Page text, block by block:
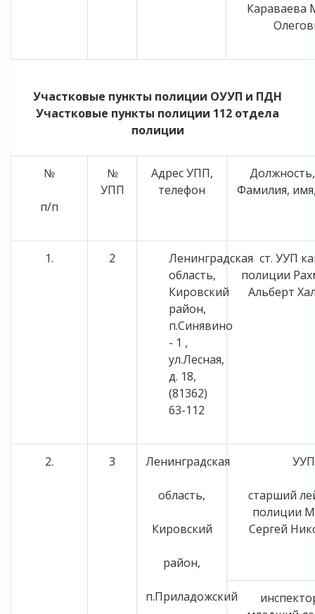
Караваева
Участковые пункты полиции ОУУП и ПДН
Участковые пункты полиции 112 отдела
полиции
№
п/п
№
УПП
Адрес УПП,
телефон
Фамилия,
1. 2
Ленинградская
область,
Кировский
район,
п.Синявино
- 1 ,
ул.Лесная,
д. 18,
(81362)
63-112
ст. УУП
полиции
Альберт
2. 3 Ленинградская
область,
Кировский
район,
п.Приладожский
УУП
старший
полиции
Сергей